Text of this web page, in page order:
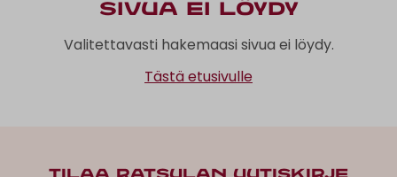
Sivua ei löydy
Valitettavasti hakemaasi sivua ei löydy.
Tästä etusivulle